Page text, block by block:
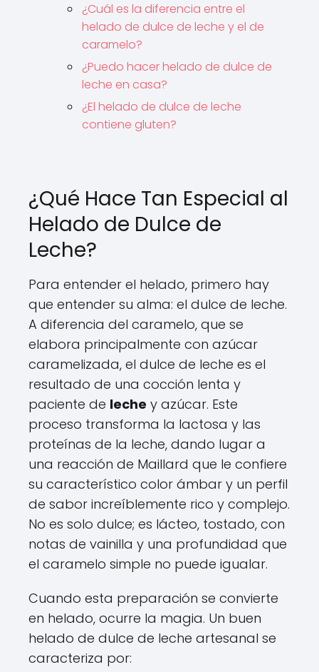
¿Cuál es la diferencia entre el
helado de dulce de leche y el de
caramelo?
¿Puedo hacer helado de dulce de
leche en casa?
¿El helado de dulce de leche
contiene gluten?
¿Qué Hace Tan Especial al
Helado de Dulce de
Leche?
Para entender el helado, primero hay
que entender su alma: el dulce de leche.
A diferencia del caramelo, que se
elabora principalmente con azúcar
caramelizada, el dulce de leche es el
resultado de una cocción lenta y
paciente de leche y azúcar. Este
proceso transforma la lactosa y las
proteínas de la leche, dando lugar a
una reacción de Maillard que le confiere
su característico color ámbar y un perfil
de sabor increíblemente rico y complejo.
No es solo dulce; es lácteo, tostado, con
notas de vainilla y una profundidad que
el caramelo simple no puede igualar.
Cuando esta preparación se convierte
en helado, ocurre la magia. Un buen
helado de dulce de leche artesanal se
caracteriza por: